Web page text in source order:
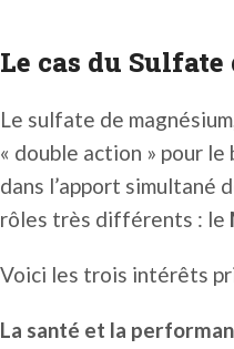
Le cas du
Le sulfate de
« double action » pour
dans l’apport simultané
rôles très différents : le
Voici les trois intérêts
La santé et la